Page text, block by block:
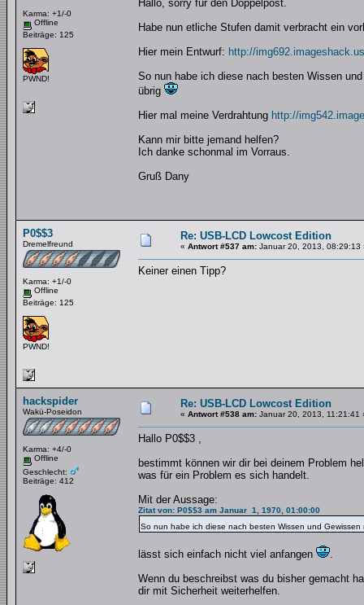
Karma: +1/-0
Offline
Beiträge: 125
PWND!
Hallo, sorry für den Doppelpost.
Habe nun etliche Stufen damit verbracht ein
Hier mein Entwurf: http://
So nun habe ich diese nach besten Wissen
übrig
Hier mal meine Verdrahtung http://
Kann mir bitte jemand helfen?
Ich danke schonmal im Vorraus.
Gruß Dany
P0$$3
Dremelfreund
Karma: +1/-0
Offline
Beiträge: 125
PWND!
Re: USB-LCD Lowcost Edition
« Antwort #537 am: Januar 20, 2013, 08:29:13
Keiner einen Tipp?
hackspider
Wakü-Poseidon
Karma: +4/-0
Offline
Geschlecht:
Beiträge: 412
Re: USB-LCD Lowcost Edition
« Antwort #538 am: Januar 20, 2013, 11:21:41
Hallo P0$$3 ,
bestimmt können wir dir bei deinem Problem
was für ein Problem es sich handelt.
Mit der Aussage:
Zitat von: P0$$3 am Januar 1, 1970, 01:00:00
So nun habe ich diese nach besten Wissen und
lässt sich einfach nicht viel anfangen
.
Wenn du beschreibst was du bisher gemacht
dir mit Sicherheit weiterhelfen.